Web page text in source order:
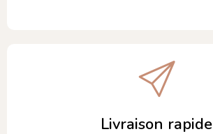
Livraison rapide